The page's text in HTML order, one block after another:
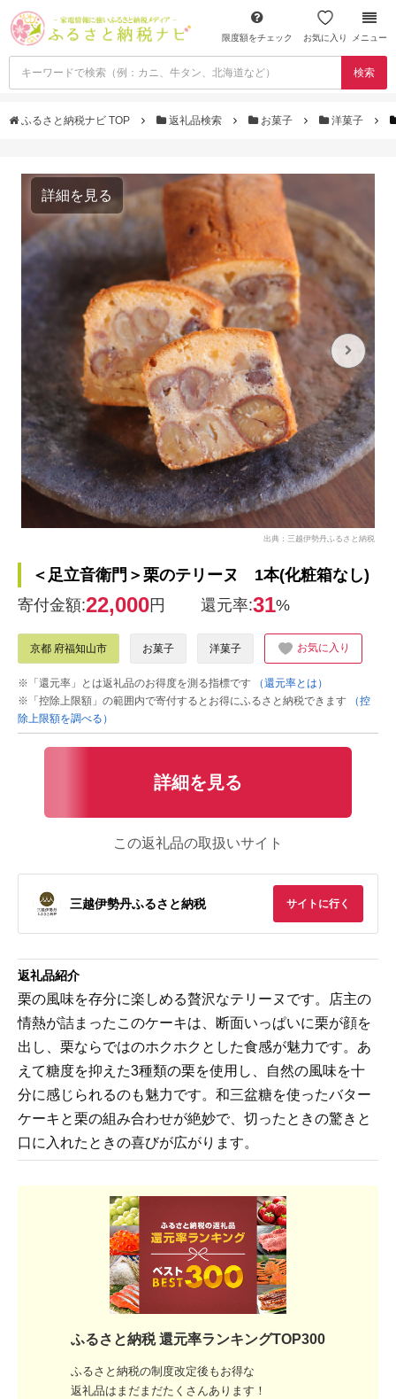
限度額をチェック お気に入り メニュー
検索
ふるさと納税ナビ TOP 返礼品検索 お菓子 洋菓子
詳細を見る
出典：三越伊勢丹ふるさと納税
＜足立音衛門＞栗のテリーヌ 1本(化粧箱なし)
寄付金額:22,000円 還元率:31%
京都 府福知山市 お菓子 洋菓子 お気に入り
※「還元率」とは返礼品のお得度を測る指標です
（還元率とは）
※「控除上限額」の範囲内で寄付するとお得にふるさと納税できます
（控
除上限額を調べる）
詳細を見る
この返礼品の取扱いサイト
三越伊勢丹ふるさと納税 サイトに行く
返礼品紹介
栗の風味を存分に楽しめる贅沢なテリーヌです。店主の
情熱が詰まったこのケーキは、断面いっぱいに栗が顔を
出し、栗ならではのホクホクとした食感が魅力です。あ
えて糖度を抑えた3種類の栗を使用し、自然の風味を十
分に感じられるのも魅力です。和三盆糖を使ったバター
ケーキと栗の組み合わせが絶妙で、切ったときの驚きと
口に入れたときの喜びが広がります。
ふるさと納税 還元率ランキングTOP300
ふるさと納税の制度改定後もお得な
返礼品はまだまだたくさんあります！